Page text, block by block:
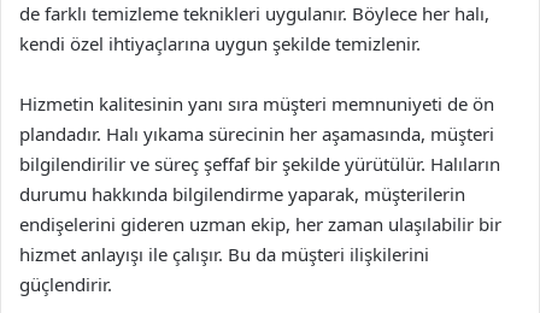
de farklı temizleme teknikleri uygulanır. Böylece her halı,
kendi özel ihtiyaçlarına uygun şekilde temizlenir.
Hizmetin kalitesinin yanı sıra müşteri memnuniyeti de ön
plandadır. Halı yıkama sürecinin her aşamasında, müşteri
bilgilendirilir ve süreç şeffaf bir şekilde yürütülür. Halıların
durumu hakkında bilgilendirme yaparak, müşterilerin
endişelerini gideren uzman ekip, her zaman ulaşılabilir bir
hizmet anlayışı ile çalışır. Bu da müşteri ilişkilerini
güçlendirir.